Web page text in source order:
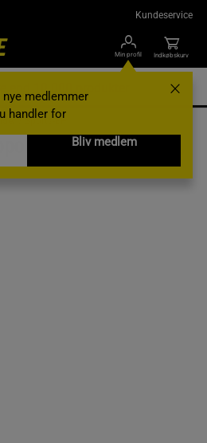
Kundeservice
Min profil
medlemmer
handler for
Bliv medlem
Indkøbskurv
/ Sports-BH
Sports Bra, White,